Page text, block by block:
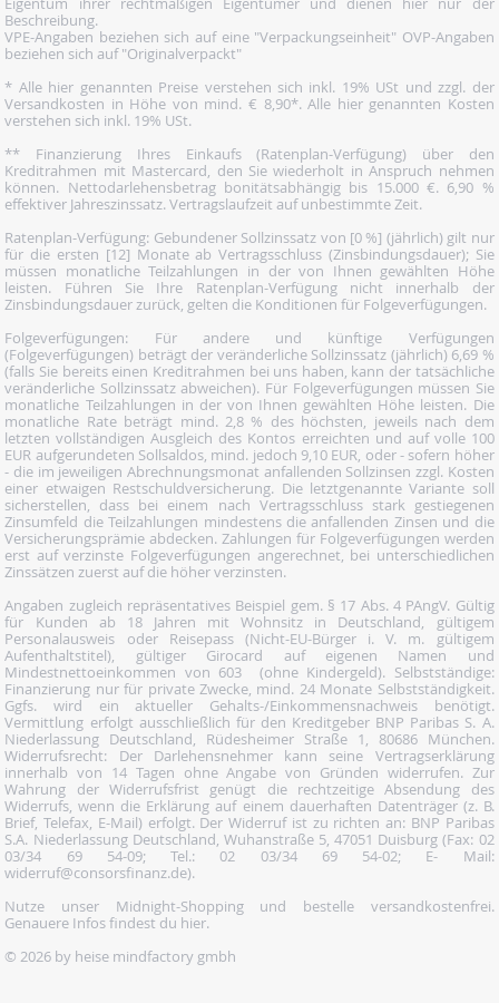
Beschreibung.
VPE-Angaben beziehen sich auf eine "Verpackungseinheit" OVP-Angaben
beziehen sich auf "Originalverpackt"
* Alle hier genannten Preise verstehen sich inkl. 19% USt und zzgl. der
Versandkosten in Höhe von mind. € 8,90*. Alle hier genannten Kosten
verstehen sich inkl. 19% USt.
** Finanzierung Ihres Einkaufs (Ratenplan-Verfügung) über den
Kreditrahmen mit Mastercard, den Sie wiederholt in Anspruch nehmen
können. Nettodarlehensbetrag bonitätsabhängig bis 15.000 €. 6,90 %
effektiver Jahreszinssatz. Vertragslaufzeit auf unbestimmte Zeit.
Ratenplan-Verfügung: Gebundener Sollzinssatz von [0 %] (jährlich) gilt nur
für die ersten [12] Monate ab Vertragsschluss (Zinsbindungsdauer); Sie
müssen monatliche Teilzahlungen in der von Ihnen gewählten Höhe
leisten. Führen Sie Ihre Ratenplan-Verfügung nicht innerhalb der
Zinsbindungsdauer zurück, gelten die Konditionen für Folgeverfügungen.
Folgeverfügungen: Für andere und künftige Verfügungen
(Folgeverfügungen) beträgt der veränderliche Sollzinssatz (jährlich) 6,69 %
(falls Sie bereits einen Kreditrahmen bei uns haben, kann der tatsächliche
veränderliche Sollzinssatz abweichen). Für Folgeverfügungen müssen Sie
monatliche Teilzahlungen in der von Ihnen gewählten Höhe leisten. Die
monatliche Rate beträgt mind. 2,8 % des höchsten, jeweils nach dem
letzten vollständigen Ausgleich des Kontos erreichten und auf volle 100
EUR aufgerundeten Sollsaldos, mind. jedoch 9,10 EUR, oder - sofern höher
- die im jeweiligen Abrechnungsmonat anfallenden Sollzinsen zzgl. Kosten
einer etwaigen Restschuldversicherung. Die letztgenannte Variante soll
sicherstellen, dass bei einem nach Vertragsschluss stark gestiegenen
Zinsumfeld die Teilzahlungen mindestens die anfallenden Zinsen und die
Versicherungsprämie abdecken. Zahlungen für Folgeverfügungen werden
erst auf verzinste Folgeverfügungen angerechnet, bei unterschiedlichen
Zinssätzen zuerst auf die höher verzinsten.
Angaben zugleich repräsentatives Beispiel gem. § 17 Abs. 4 PAngV. Gültig
für Kunden ab 18 Jahren mit Wohnsitz in Deutschland, gültigem
Personalausweis oder Reisepass (Nicht-EU-Bürger i. V. m. gültigem
Aufenthaltstitel), gültiger Girocard auf eigenen Namen und
Mindestnettoeinkommen von 603  (ohne Kindergeld). Selbstständige:
Finanzierung nur für private Zwecke, mind. 24 Monate Selbstständigkeit.
Ggfs. wird ein aktueller Gehalts-/Einkommensnachweis benötigt.
Vermittlung erfolgt ausschließlich für den Kreditgeber BNP Paribas S. A.
Niederlassung Deutschland, Rüdesheimer Straße 1, 80686 München.
Widerrufsrecht: Der Darlehensnehmer kann seine Vertragserklärung
innerhalb von 14 Tagen ohne Angabe von Gründen widerrufen. Zur
Wahrung der Widerrufsfrist genügt die rechtzeitige Absendung des
Widerrufs, wenn die Erklärung auf einem dauerhaften Datenträger (z. B.
Brief, Telefax, E-Mail) erfolgt. Der Widerruf ist zu richten an: BNP Paribas
S.A. Niederlassung Deutschland, Wuhanstraße 5, 47051 Duisburg (Fax: 02
03/34 69 54-09; Tel.: 02 03/34 69 54-02; E- Mail:
widerruf@consorsfinanz.de).
Nutze unser Midnight-Shopping und bestelle versandkostenfrei.
Genauere Infos findest du hier.
© 2026 by heise mindfactory gmbh